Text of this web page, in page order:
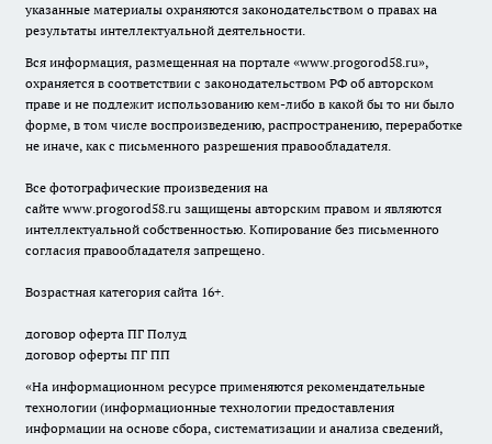
указанные материалы охраняются законодательством о правах на
результаты интеллектуальной деятельности.
Вся информация, размещенная на портале «www.progorod58.ru»,
охраняется в соответствии с законодательством РФ об авторском
праве и не подлежит использованию кем-либо в какой бы то ни было
форме, в том числе воспроизведению, распространению, переработке
не иначе, как с письменного разрешения правообладателя.
Все фотографические произведения на
сайте www.progorod58.ru защищены авторским правом и являются
интеллектуальной собственностью. Копирование без письменного
согласия правообладателя запрещено.
Возрастная категория сайта 16+.
договор оферта ПГ Полуд
договор оферты ПГ ПП
«На информационном ресурсе применяются рекомендательные
технологии (информационные технологии предоставления
информации на основе сбора, систематизации и анализа сведений,